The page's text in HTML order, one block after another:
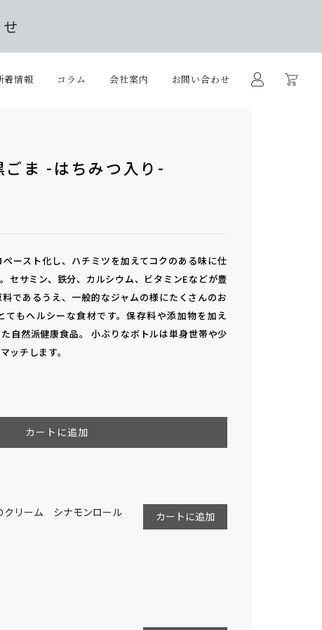
着情報 コラム 会社案内 お問い合わせ
ごま -はちみつ入り-
ースト化し、ハチミツを加えてコクのある味に仕
セサミン、鉄分、カルシウム、ビタミンEなどが豊
であるうえ、一般的なジャムの様にたくさんのお
てもヘルシーな食材です。保存料や添加物を加え
自然派健康食品。 小ぶりなボトルは単身世帯や少
ッチします。
l
o
g
カートに追加